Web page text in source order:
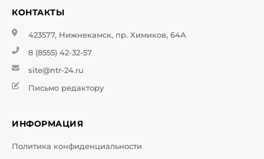
КОНТАКТЫ
423577, Нижнекамск, пр. Химиков, 64А
8 (8555) 42-32-57
site@ntr-24.ru
Письмо редактору
ИНФОРМАЦИЯ
Политика конфиденциальности